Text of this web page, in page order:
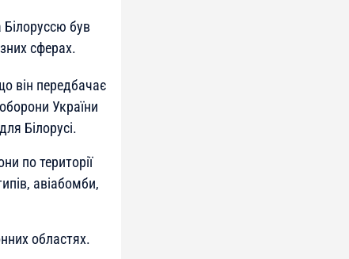
був
сферах.
він передбачає
України
Білорусі.
по території
авіабомби,
областях.